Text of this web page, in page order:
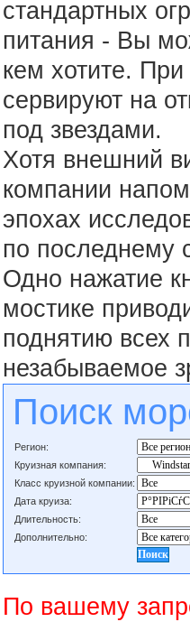
стандартных
питания - Вы
кем хотите.
сервируют на
под звездами.
Хотя внешний
компании
эпохах
по последнему
Одно нажатие
мостике
поднятию всех
незабываемое
Поиск
Регион:
Круизная компания:
Класс круизной компании:
Дата круиза:
Длительность:
Дополнительно:
По вашему